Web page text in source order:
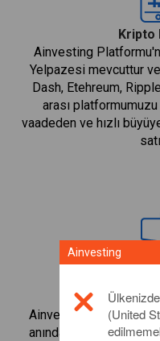
Kripto
Ainvesting
Yelpazesi mevcuttur
Dash, Etehreum,
arası platformumuzu
vaadeden ve hızlı
Ainvesting, çok çeşitli
anında ve kolay erişim
Ainvesting
(United